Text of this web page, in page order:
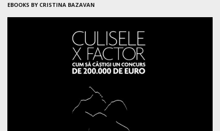
EBOOKS BY CRISTINA BAZAVAN